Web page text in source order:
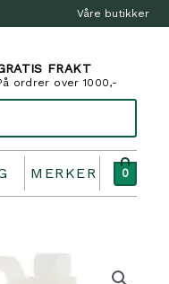
Våre butikker
FRAKT
ordrer over 1000,-
MERKER 0